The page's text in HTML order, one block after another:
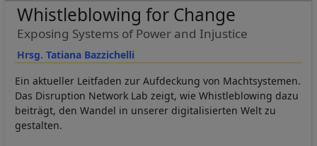
Hrsg. Tatiana Bazzichelli
Whistleblowing for Change
Exposing Systems of Power and Injustice
Ein aktueller Leitfaden zur Aufdeckung von Machtsystemen.
Das Disruption Network Lab zeigt, wie Whistleblowing dazu
beiträgt, den Wandel in unserer digitalisierten Welt zu
gestalten.